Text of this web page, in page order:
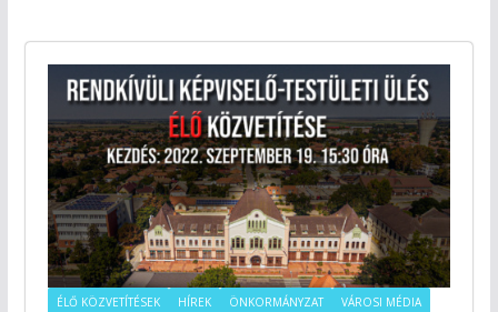
ÉLŐ KÖZVETÍTÉSEK HÍREK ÖNKORMÁNYZAT VÁROSI MÉDIA